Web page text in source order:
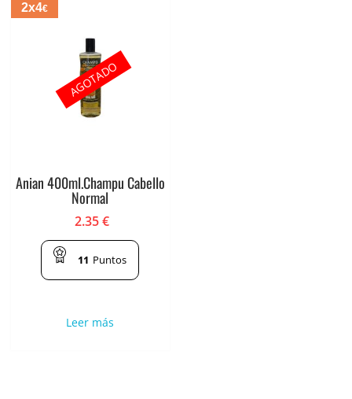
2x4€
Anian 400ml.Champu Cabello
Normal
2.35€
11 Puntos
Leer más
AGOTADO